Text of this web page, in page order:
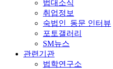
법대소식
취업정보
숙법인_동문 인터뷰
포토갤러리
SM뉴스
관련기관
법학연구소